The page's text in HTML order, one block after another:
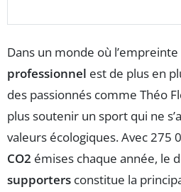
Dans un monde où
professionnel est de plus en
des passionnés comme Théo
plus soutenir un sport qui ne
valeurs écologiques. Avec 275
CO2 émises chaque année, le
supporters constitue la